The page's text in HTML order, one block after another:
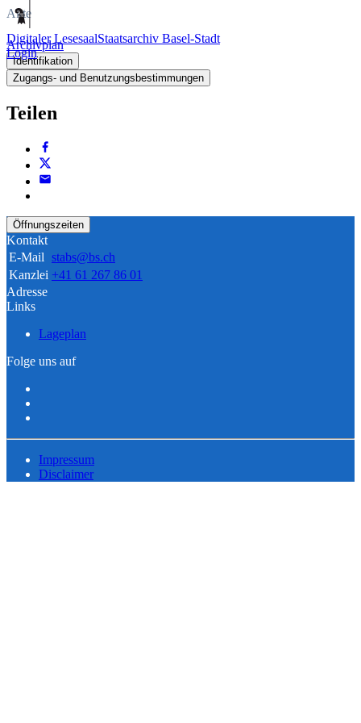
Digitaler LesesaalStaatsarchiv Basel-Stadt
Login
Akte
Archivplan
Identifikation
Zugangs- und Benutzungsbestimmungen
Teilen
Öffnungszeiten
Kontakt
E-Mail stabs@bs.ch
Kanzlei +41 61 267 86 01
Adresse
Links
Lageplan
Folge uns auf
Impressum
Disclaimer